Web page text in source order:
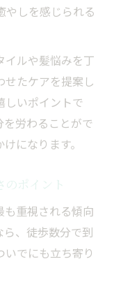
をチェック
な美容室紹介
室が最適
を目指す理由
クス体験
のヒント
メニュー解説
の工夫とは
ヘアスタイル
が選ばれる理
やしを感じられる
イルや髪悩みを丁
たケアを提案し
しいポイントで
労わることがで
になります。
ポイント
重視される傾向
、徒歩数分で到
でにも立ち寄り